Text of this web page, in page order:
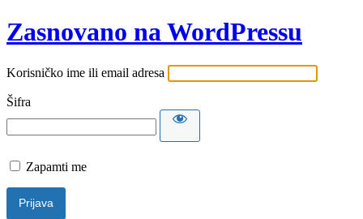
Zasnovano na WordPressu
Korisničko ime ili email adresa
Šifra
Zapamti me